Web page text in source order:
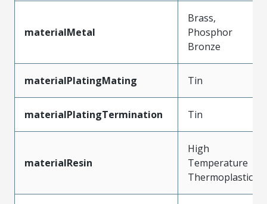
materialMetal
Brass,
Phosphor
Bronze
materialPlatingMating Tin
materialPlatingTermination Tin
materialResin
High
Temperature
Thermoplastic